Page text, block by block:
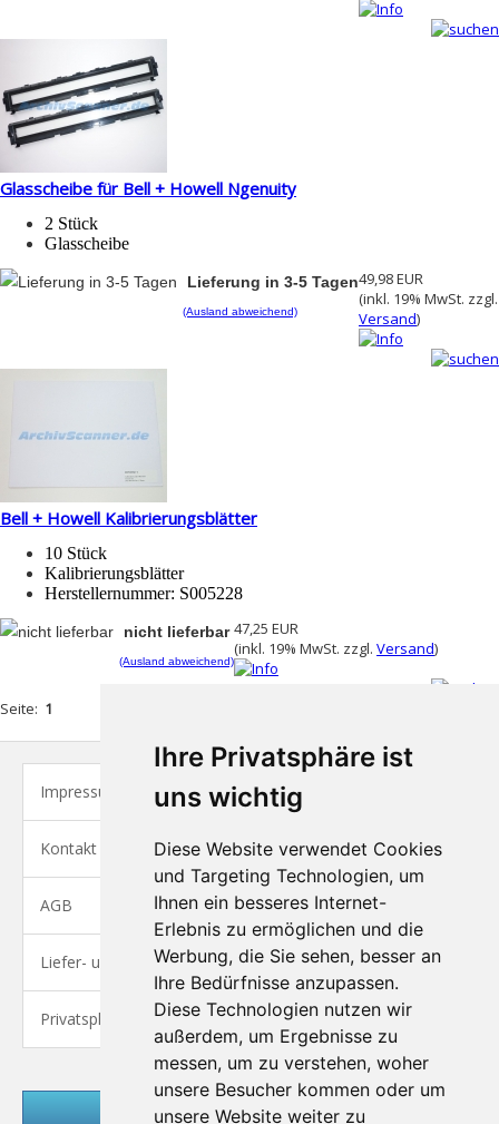
Ihre Privatsphäre ist
uns wichtig
Diese Website verwendet Cookies
und Targeting Technologien, um
Ihnen ein besseres Internet-
Erlebnis zu ermöglichen und die
Werbung, die Sie sehen, besser an
Ihre Bedürfnisse anzupassen.
Diese Technologien nutzen wir
außerdem, um Ergebnisse zu
messen, um zu verstehen, woher
unsere Besucher kommen oder um
unsere Website weiter zu
Glasscheibe für Bell + Howell Ngenuity
2 Stück
Glasscheibe
Lieferung in 3-5 Tagen
(Ausland abweichend)
49,98 EUR
(inkl. 19% MwSt. zzgl.
Versand)
Bell + Howell Kalibrierungsblätter
10 Stück
Kalibrierungsblätter
Herstellernummer: S005228
nicht lieferbar
(Ausland abweichend)
47,25 EUR
(inkl. 19% MwSt. zzgl. Versand)
Seite: 1
Impressum
Kontakt
AGB
Liefer- und Versandkosten
Privatsphäre und Datenschutz
Kundenlogin